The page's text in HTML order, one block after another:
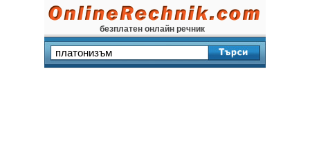
безплатен онлайн речник